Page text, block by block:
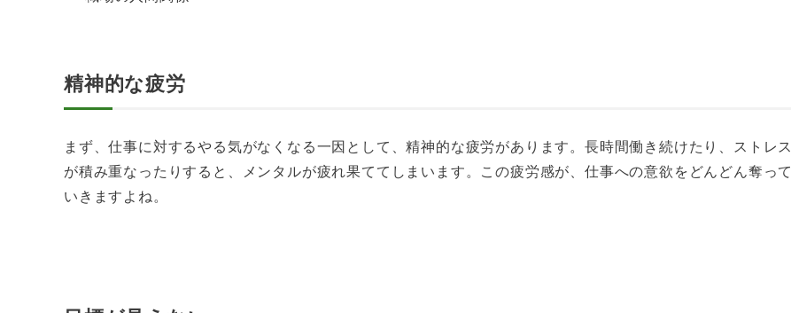
精神的な疲労
まず、仕事に対するやる気がなくなる一因として、精神的な疲労があります。長時間働き続けたり、ストレス
が積み重なったりすると、メンタルが疲れ果ててしまいます。この疲労感が、仕事への意欲をどんどん奪って
いきますよね。